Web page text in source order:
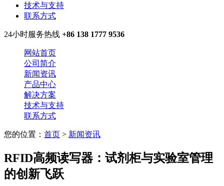
技术与支持
联系方式
24小时服务热线 +86 138 1777 9536
网站首页
公司简介
新闻资讯
产品中心
解决方案
技术与支持
联系方式
您的位置： 首页 > 新闻资讯
RFID高频读写器：试剂柜与实验室管理
的创新飞跃